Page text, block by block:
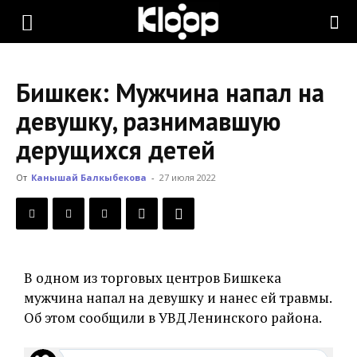
KLOOP.KG
Новости
Кыргызстана
Бишкек: Мужчина напал на
девушку, разнимавшую
дерущихся детей
От Канышай Балкыбекова - 27 июля 2022
В одном из торговых центров Бишкека
мужчина напал на девушку и нанес ей травмы.
Об этом сообщили в УВД Ленинского района.